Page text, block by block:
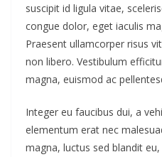
suscipit id ligula vitae,
congue dolor, eget iaculis
Praesent ullamcorper risus
non libero. Vestibulum
magna, euismod ac
Integer eu faucibus dui, a
elementum erat nec
magna, luctus sed blandit